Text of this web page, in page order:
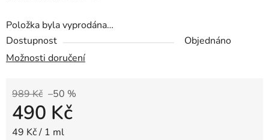
Položka byla vyprodána…
Dostupnost
Objednáno
Možnosti doručení
989 Kč –50 %
490 Kč
Měrná cena:
49 Kč / 1 ml